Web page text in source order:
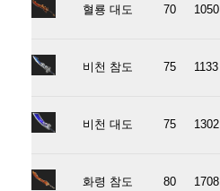
혈룡 대도 70 1050
비천 참도 75 1133
비천 대도 75 1302
화령 참도 80 1708